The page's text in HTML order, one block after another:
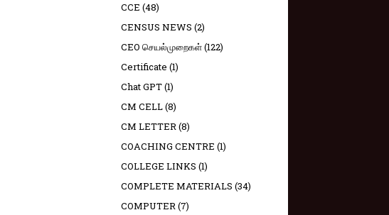
CCE (48)
CENSUS NEWS (2)
CEO செயல்முறைகள்(122)
Certificate (1)
Chat GPT(1)
CM CELL(8)
CM LETTER(8)
COACHING CENTRE (1)
COLLEGE LINKS (1)
COMPLETE MATERIALS (34)
COMPUTER(7)